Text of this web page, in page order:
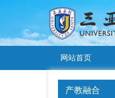
网站首页
产教融合